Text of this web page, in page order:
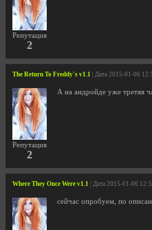
Репутация
2
The Return To Freddy's v1.1 | Дата 2015-01-06
Репутация
2
А на андройде уже третяя
Where They Once Were v1.1 | Дата 2015-01-06
сейчас опробуем, по